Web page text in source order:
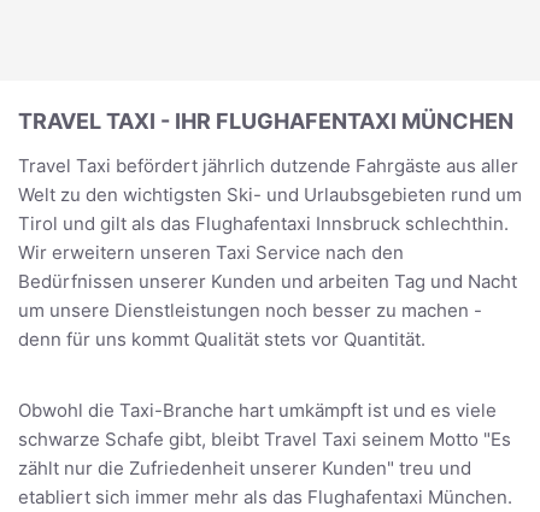
TRAVEL TAXI - IHR FLUGHAFENTAXI MÜNCHEN
Travel Taxi befördert jährlich dutzende Fahrgäste aus aller
Welt zu den wichtigsten Ski- und Urlaubsgebieten rund um
Tirol und gilt als das Flughafentaxi Innsbruck schlechthin.
Wir erweitern unseren Taxi Service nach den
Bedürfnissen unserer Kunden und arbeiten Tag und Nacht
um unsere Dienstleistungen noch besser zu machen -
denn für uns kommt Qualität stets vor Quantität.
Obwohl die Taxi-Branche hart umkämpft ist und es viele
schwarze Schafe gibt, bleibt Travel Taxi seinem Motto "Es
zählt nur die Zufriedenheit unserer Kunden" treu und
etabliert sich immer mehr als das Flughafentaxi München.